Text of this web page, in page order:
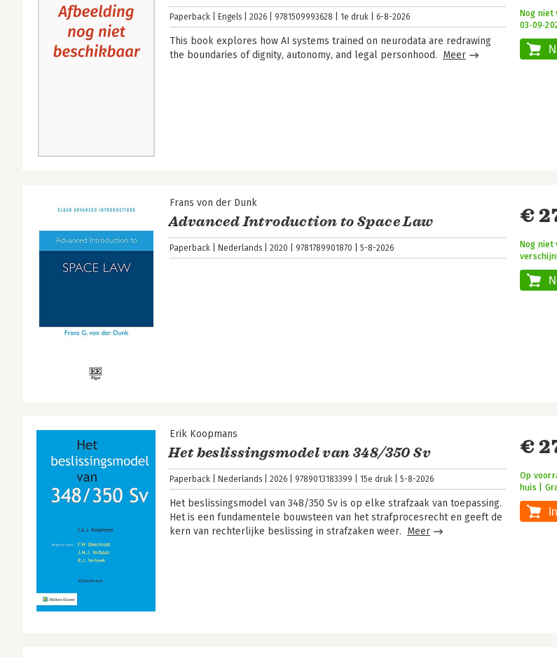
Paperback Engels 2026 9781509993628 1e druk 6-8-2026
This book explores how AI systems trained on neurodata are redrawing
the boundaries of dignity, autonomy, and legal personhood. Meer
Nog niet
Frans von der Dunk
Advanced Introduction to Space Law
Paperback Nederlands 2020 9781789901870 5-8-2026
€
Nog niet
Erik Koopmans
Het beslissingsmodel van 348/350 Sv
Paperback Nederlands 2026 9789013183399 15e druk 5-8-2026
Het beslissingsmodel van 348/350 Sv is op elke strafzaak van toepassing.
Het is een fundamentele bouwsteen van het strafprocesrecht en geeft de
kern van rechterlijke beslissing in strafzaken weer. Meer
€
Op
huis |